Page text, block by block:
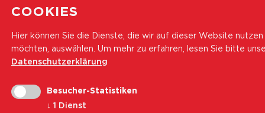
COOKIES
Hier können Sie die Dienste, die wir auf dieser Website nutzen
möchten, auswählen. Um mehr zu erfahren, lesen Sie bitte
Datenschutzerklärung
Besucher-Statistiken
↓ 1 Dienst